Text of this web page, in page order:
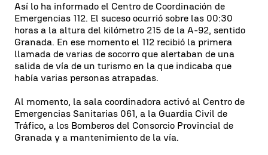
Así lo ha informado el Centro de Coordinación de
Emergencias 112. El suceso ocurrió sobre las 00:30
horas a la altura del kilómetro 215 de la A-92, sentido
Granada. En ese momento el 112 recibió la primera
llamada de varias de socorro que alertaban de una
salida de vía de un turismo en la que indicaba que
había varias personas atrapadas.
Al momento, la sala coordinadora activó al Centro de
Emergencias Sanitarias 061, a la Guardia Civil de
Tráfico, a los Bomberos del Consorcio Provincial de
Granada y a mantenimiento de la vía.